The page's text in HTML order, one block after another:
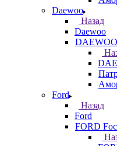
Daewoo
Назад
Daewoo
Ford
Назад
Ford
FORD